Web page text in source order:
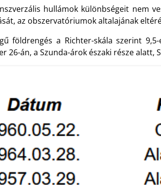
hullámok különbségeit nem
az obszervatóriumok altalajának
földrengés a Richter-skála szerint
26-án, a Szunda-árok északi része